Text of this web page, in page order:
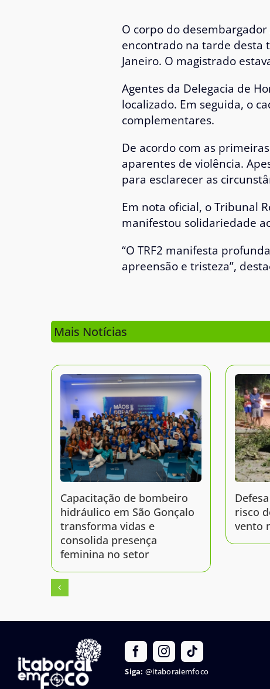
O corpo do desembargador
encontrado na tarde desta
Janeiro. O magistrado
Agentes da Delegacia de
localizado. Em seguida, o
complementares.
De acordo com as
aparentes de violência.
para esclarecer as
Em nota oficial, oTribunal
manifestou solidariedade
“O TRF2 manifesta
apreensão e tristeza”,
Mais Notícias
Capacitação de bombeiro
hidráulico em São Gonçalo
transforma vidas e
consolida presença
feminina no setor
risco
vento
Siga: @itaboraiemfoco